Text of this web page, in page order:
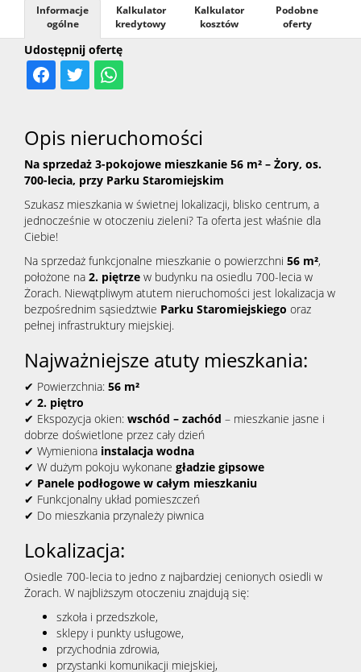
Udostępnij ofertę
Informacje
ogólne
Kalkulator
kredytowy
Kalkulator
kosztów
Podobne
oferty
Opis nieruchomości
Na sprzedaż 3-pokojowe mieszkanie 56 m² – Żory, os.
700-lecia, przy Parku Staromiejskim
Szukasz mieszkania w świetnej lokalizacji, blisko centrum, a
jednocześnie w otoczeniu zieleni? Ta oferta jest właśnie dla
Ciebie!
Na sprzedaż funkcjonalne mieszkanie o powierzchni 56 m²,
położone na 2. piętrze w budynku na osiedlu 700-lecia w
Żorach. Niewątpliwym atutem nieruchomości jest lokalizacja w
bezpośrednim sąsiedztwie Parku Staromiejskiego oraz
pełnej infrastruktury miejskiej.
Najważniejsze atuty mieszkania:
✔ Powierzchnia: 56 m²
✔ 2. piętro
✔ Ekspozycja okien: wschód – zachód – mieszkanie jasne i
dobrze doświetlone przez cały dzień
✔ Wymieniona instalacja wodna
✔ W dużym pokoju wykonane gładzie gipsowe
✔ Panele podłogowe w całym mieszkaniu
✔ Funkcjonalny układ pomieszczeń
✔ Do mieszkania przynależy piwnica
Lokalizacja:
Osiedle 700-lecia to jedno z najbardziej cenionych osiedli w
Żorach. W najbliższym otoczeniu znajdują się:
szkoła i przedszkole,
sklepy i punkty usługowe,
przychodnia zdrowia,
przystanki komunikacji miejskiej,